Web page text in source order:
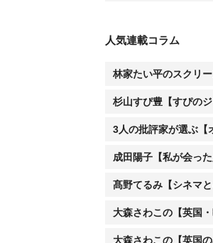
人気連載コラム
林家たい平のスクリ
杉山すぴ豊【すぴの
3人の批評家が選ぶ【
成田陽子【私が会っ
髙野てるみ【シネマと
大森さわこの【英国
大森さわこの【英国の